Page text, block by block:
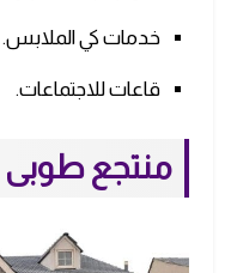
خدمات كي الملابس.
قاعات للاجتماعات.
منتجع طوبى